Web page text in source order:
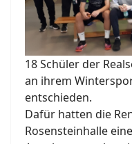
18 Schüler der
an ihrem
entschieden.
Dafür hatten die
Rosensteinhalle